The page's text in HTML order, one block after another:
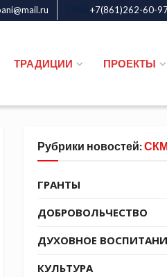
+7(861)262-60-
ТРАДИЦИИ ПРОЕКТЫ
Рубрики новостей:
ГРАНТЫ
ДОБРОВОЛЬЧЕСТВО
ДУХОВНОЕ
КУЛЬТУРА